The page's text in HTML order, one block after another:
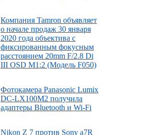
Компания Tamron объявляет
о начале продаж 30 января
2020 года объектива с
фиксированным фокусным
расстоянием 20mm F/2.8 Di
III OSD M1:2 (Модель F050)
Фотокамера Panasonic Lumix
DC-LX100M2 получила
адаптеры Bluetooth и Wi-Fi
Nikon Z 7 против Sony a7R